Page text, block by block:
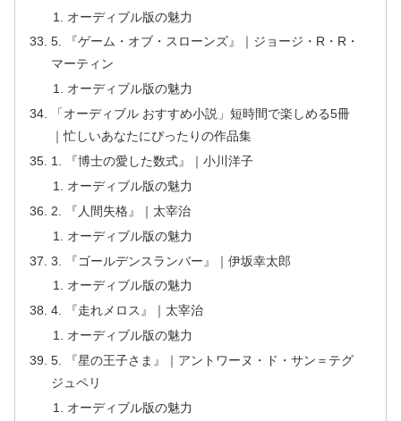
オーディブル版の魅力
5. 『ゲーム・オブ・スローンズ』｜ジョージ・R・R・
マーティン
オーディブル版の魅力
「オーディブル おすすめ小説」短時間で楽しめる5冊
｜忙しいあなたにぴったりの作品集
1. 『博士の愛した数式』｜小川洋子
オーディブル版の魅力
2. 『人間失格』｜太宰治
オーディブル版の魅力
3. 『ゴールデンスランバー』｜伊坂幸太郎
オーディブル版の魅力
4. 『走れメロス』｜太宰治
オーディブル版の魅力
5. 『星の王子さま』｜アントワーヌ・ド・サン＝テグ
ジュペリ
オーディブル版の魅力